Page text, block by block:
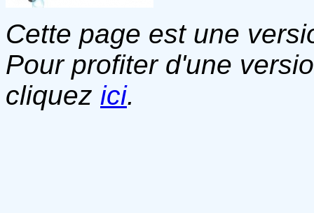
Cette page est une
Pour profiter d'une
cliquez ici.